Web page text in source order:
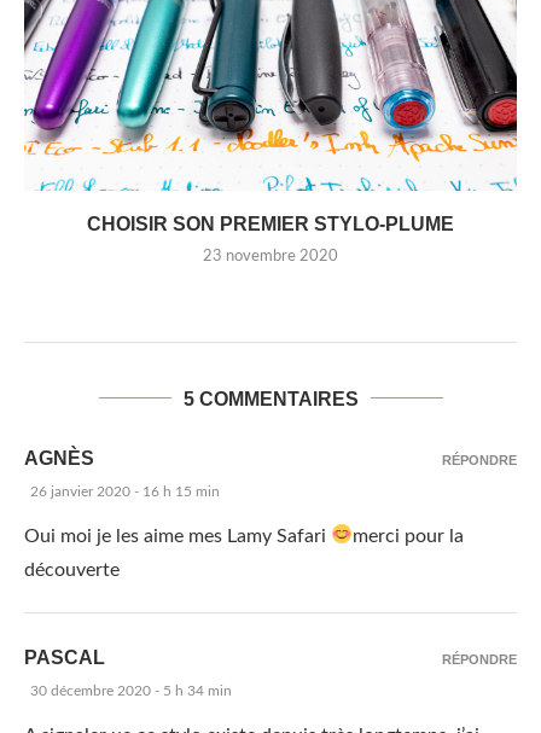
CHOISIR SON PREMIER STYLO-PLUME
23 novembre 2020
5 COMMENTAIRES
AGNÈS
26 janvier 2020 - 16 h 15 min
Oui moi je les aime mes Lamy Safari
merci pour la
découverte
RÉPONDRE
PASCAL
30 décembre 2020 - 5 h 34 min
RÉPONDRE